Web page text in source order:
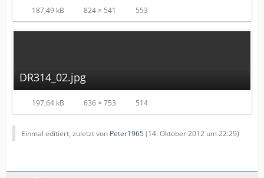
187,49 kB 824 × 541 553
DR314_02.jpg
197,64 kB 636 × 753 514
Einmal editiert, zuletzt von Peter1965(14. Oktober 2012 um 22:29)